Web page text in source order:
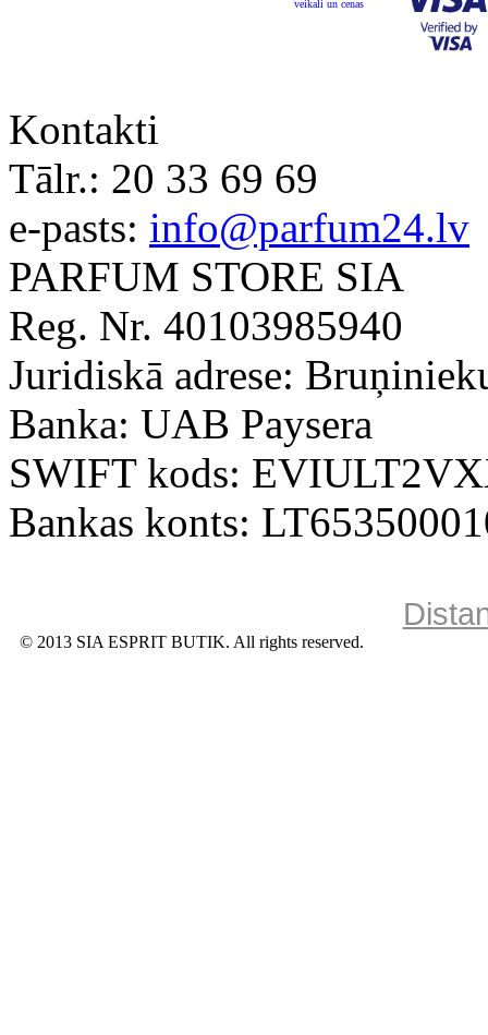
Kontakti
Tālr.: 20 33 69 69
e-pasts: info@parfum24.lv
PARFUM STORE SIA
Reg. Nr. 40103985940
Juridiskā adrese:
Banka: UAB Paysera
SWIFT kods:
Bankas konts:
© 2013 SIA ESPRIT BUTIK. All rights reserved.